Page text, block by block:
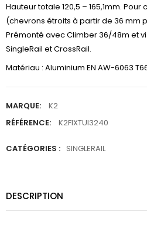
Hauteur totale 120,5 – 165,1mm.
(chevrons étroits à partir de 36 mm
Prémonté avec Climber 36/48m et
SingleRail et CrossRail.
Matériau : Aluminium EN AW-6063
MARQUE:
K2
RÉFÉRENCE:
K2FIXTUI3240
CATÉGORIES : SINGLERAIL
DESCRIPTION